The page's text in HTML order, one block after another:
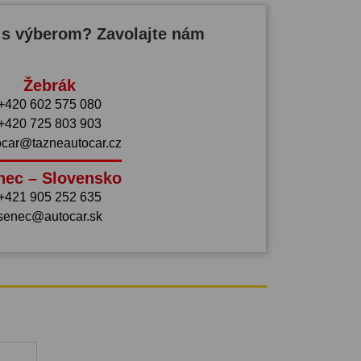
výberom? Zavolajte nám
Žebrák
602 575 080
725 803 903
– Slovensko
905 252 635